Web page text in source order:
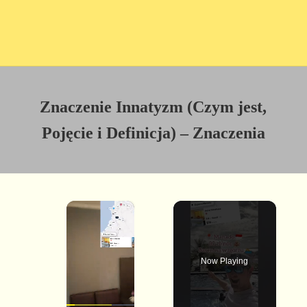
Znaczenie Innatyzm (Czym jest,
Pojęcie i Definicja) – Znaczenia
×
Now Playing